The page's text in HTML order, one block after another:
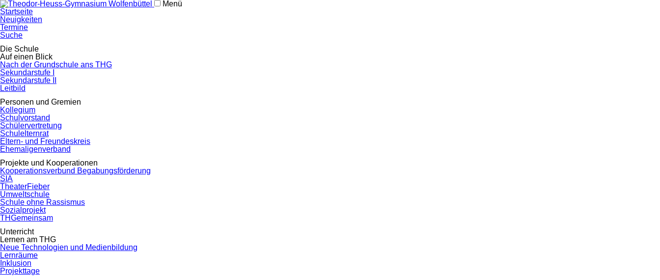
Menü
Navigation
überspringen
Startseite
Neuigkeiten
Termine
Suche
Navigation
überspringen
Die Schule
Auf einen Blick
Nach der Grundschule ans THG
Sekundarstufe I
Sekundarstufe II
Leitbild
Personen und Gremien
Kollegium
Schulvorstand
Schülervertretung
Schulelternrat
Eltern- und Freundeskreis
Ehemaligenverband
Projekte und Kooperationen
Kooperationsverbund Begabungsförderung
SIA
TheaterFieber
Umweltschule
Schule ohne Rassismus
Sozialprojekt
THGemeinsam
Unterricht
Lernen am THG
Neue Technologien und Medienbildung
Lernräume
Inklusion
Projekttage